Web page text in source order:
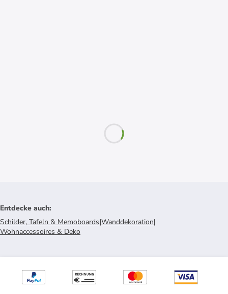
Entdecke auch:
Schilder, Tafeln & Memoboards|Wanddekoration|
Wohnaccessoires & Deko